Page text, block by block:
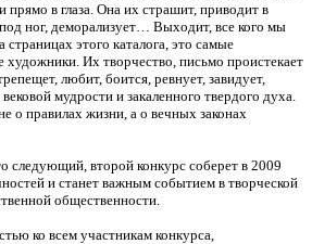
прямо в глаза. Она их страшит, приводит в
ног, деморализует… Выходит, все кого мы
страницах этого каталога, это самые
художники. Их творчество, письмо проистекает
любит, боится, ревнует, завидует,
мудрости и закаленного твердого духа.
о правилах жизни, а о вечных законах
следующий, второй конкурс соберет в 2009
и станет важным событием в творческой
общественности.
ко всем участникам конкурса,